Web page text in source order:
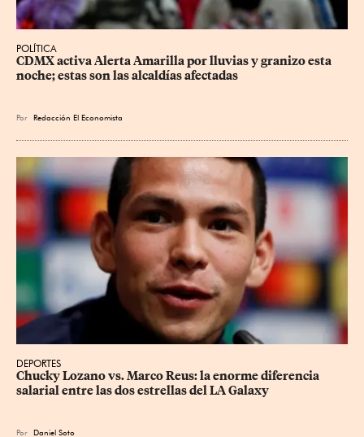
POLÍTICA
CDMX activa Alerta Amarilla por lluvias y granizo esta
noche; estas son las alcaldías afectadas
Por Redacción El Economista
DEPORTES
Chucky Lozano vs. Marco Reus: la enorme diferencia
salarial entre las dos estrellas del LA Galaxy
Por Daniel Soto